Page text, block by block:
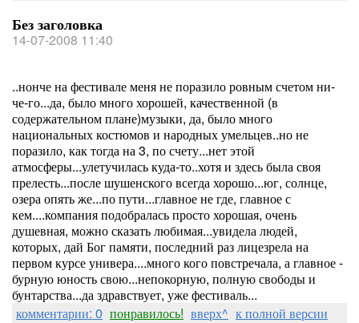
Без заголовка
14-07-2008 11:40
..нонче на фестивале меня не поразило ровным счетом ни-
че-го...да, было много хорошей, качественной (в
содержательном плане)музыки, да, было много
национальных костюмов и народных умельцев..но не
поразило, как тогда на 3, по счету...нет этой
атмосферы...улетучилась куда-то..хотя и здесь была своя
прелесть...после шушенского всегда хорошо...юг, солнце,
озера опять же...по пути...главное не где, главное с
кем....компания подобралась просто хорошая, очень
душевная, можно сказать любимая...увидела людей,
которых, дай Бог памяти, последний раз лицезрела на
первом курсе универа....много кого повстречала, а главное -
бурную юность свою...непокорную, полную свободы и
бунтарства...да здравствует, уже фестиваль...
комментарии: 0 понравилось! вверх^ к полной версии